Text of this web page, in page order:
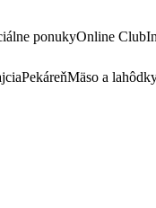
ponukyOnline Club
PekáreňMäso a